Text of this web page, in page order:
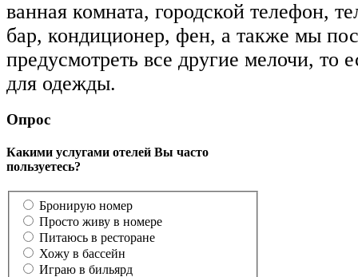
ванная комната, городской телефон,
бар, кондиционер, фен, а также мы
предусмотреть все другие мелочи, то
для одежды.
Опрос
Какими услугами отелей Вы часто
пользуетесь?
Бронирую номер
Просто живу в номере
Питаюсь в ресторане
Хожу в бассейн
Играю в бильярд